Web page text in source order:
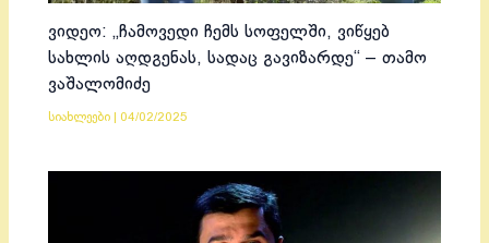
ვიდეო: „ჩამოვედი ჩემს სოფელში, ვიწყებ
სახლის აღდგენას, სადაც გავიზარდე“ – თამო
ვაშალომიძე
სიახლეები 04/02/2025